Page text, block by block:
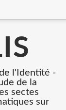
l'Identité -
de la
sectes
sur